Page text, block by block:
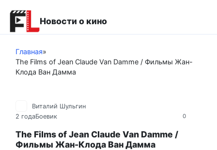
контенту
Новости о кино
Главная»
The Films of Jean Claude Van Damme / Фильмы Жан-
Клода Ван Дамма
0
Виталий Шульгин
2 годаБоевик
The Films of Jean Claude Van Damme /
Фильмы Жан-Клода Ван Дамма